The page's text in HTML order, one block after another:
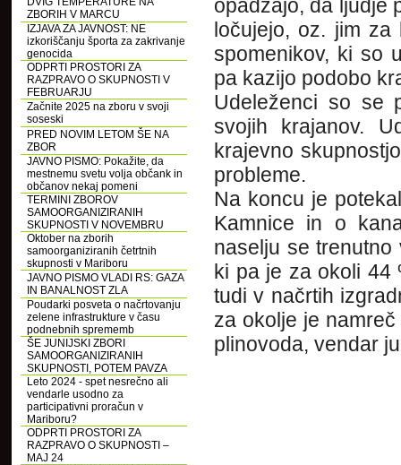
ZBORIH V MARCU
IZJAVA ZA JAVNOST: NE
izkoriščanju športa za zakrivanje
genocida
ODPRTI PROSTORI ZA
RAZPRAVO O SKUPNOSTI V
FEBRUARJU
Začnite 2025 na zboru v svoji
soseski
PRED NOVIM LETOM ŠE NA
ZBOR
JAVNO PISMO: Pokažite, da
mestnemu svetu volja občank in
občanov nekaj pomeni
TERMINI ZBOROV
SAMOORGANIZIRANIH
SKUPNOSTI V NOVEMBRU
Oktober na zborih
samoorganiziranih četrtnih
skupnosti v Mariboru
JAVNO PISMO VLADI RS: GAZA
IN BANALNOST ZLA
Poudarki posveta o načrtovanju
zelene infrastrukture v času
podnebnih sprememb
ŠE JUNIJSKI ZBORI
SAMOORGANIZIRANIH
SKUPNOSTI, POTEM PAVZA
Leto 2024 - spet nesrečno ali
vendarle usodno za
participativni proračun v
Mariboru?
ODPRTI PROSTORI ZA
RAZPRAVO O SKUPNOSTI –
MAJ 24
opađžajo, da ljudje
ločujejo, oz. jim za
spomenikov, ki so
pa kazijo podobo
Udeleženci so se
svojih krajanov.
krajevno
probleme.
Na koncu je
Kamnice in o
naselju se
ki pa je za okoli 44
tudi v načrtih
za okolje je
plinovoda, vendar